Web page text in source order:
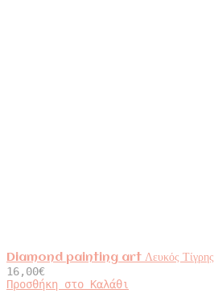
Diamond painting art Λευκός Τίγρης
16,00€
Προσθήκη στο Καλάθι